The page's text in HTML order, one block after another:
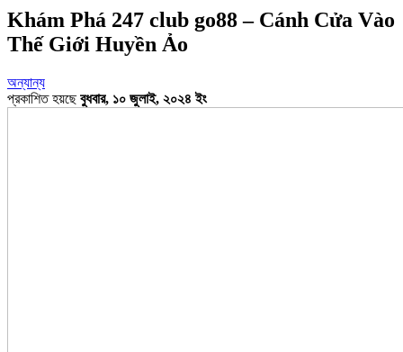
Khám Phá 247 club go88 – Cánh Cửa Vào
Thế Giới Huyền Ảo
অন্যান্য
প্রকাশিত হয়ছেবুধবার, ১০ জুলাই, ২০২৪ ইং